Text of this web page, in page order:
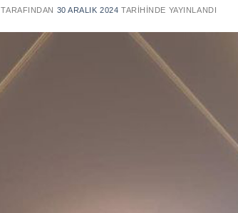
TARAFINDAN 30 ARALIK 2024 TARIHINDE YAYINLANDI